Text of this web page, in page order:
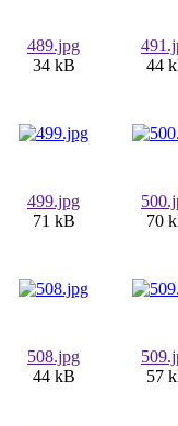
489.jpg
34 kB
44
499.jpg
71 kB
70
508.jpg
44 kB
57